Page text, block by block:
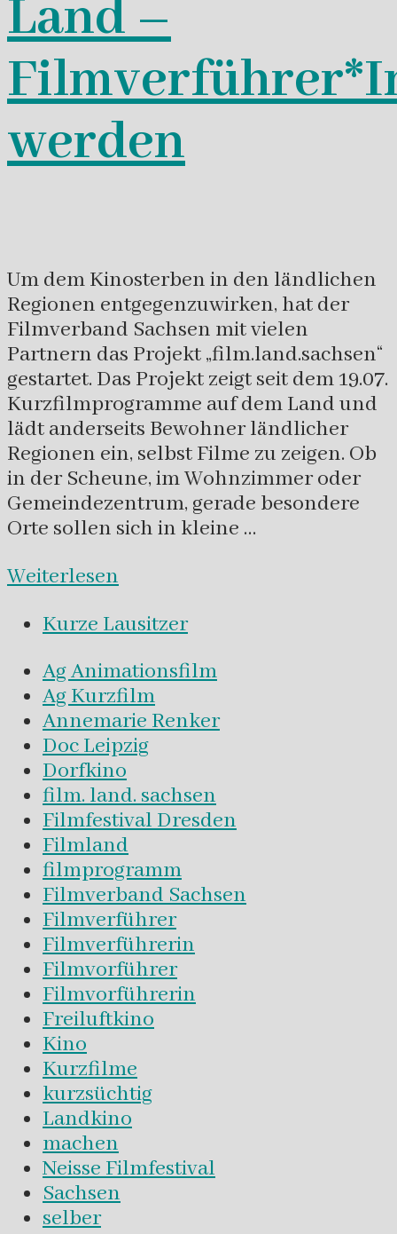
Land –
werden
Um dem Kinosterben in den ländlichen
Regionen entgegenzuwirken, hat der
Filmverband Sachsen mit vielen
Partnern das Projekt „film.land.sachsen“
gestartet. Das Projekt zeigt seit dem 19.07.
Kurzfilmprogramme auf dem Land und
lädt anderseits Bewohner ländlicher
Regionen ein, selbst Filme zu zeigen. Ob
in der Scheune, im Wohnzimmer oder
Gemeindezentrum, gerade besondere
Orte sollen sich in kleine …
Weiterlesen
Kurze Lausitzer
Ag Animationsfilm
Ag Kurzfilm
Annemarie Renker
Doc Leipzig
Dorfkino
film. land. sachsen
Filmfestival Dresden
Filmland
filmprogramm
Filmverband Sachsen
Filmverführer
Filmverführerin
Filmvorführer
Filmvorführerin
Freiluftkino
Kino
Kurzfilme
kurzsüchtig
Landkino
machen
Neisse Filmfestival
Sachsen
selber